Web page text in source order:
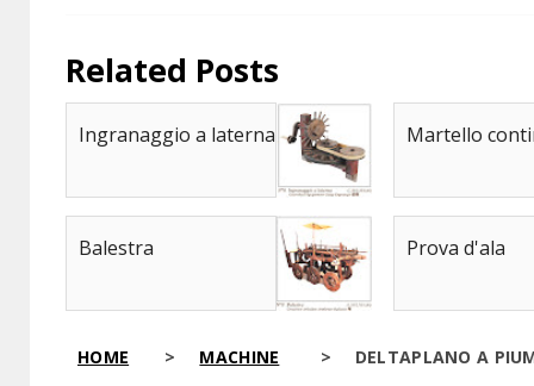
Related Posts
Ingranaggio a laterna Martello
Balestra Prova d'ala
HOME > MACHINE > DELTAPLANO A